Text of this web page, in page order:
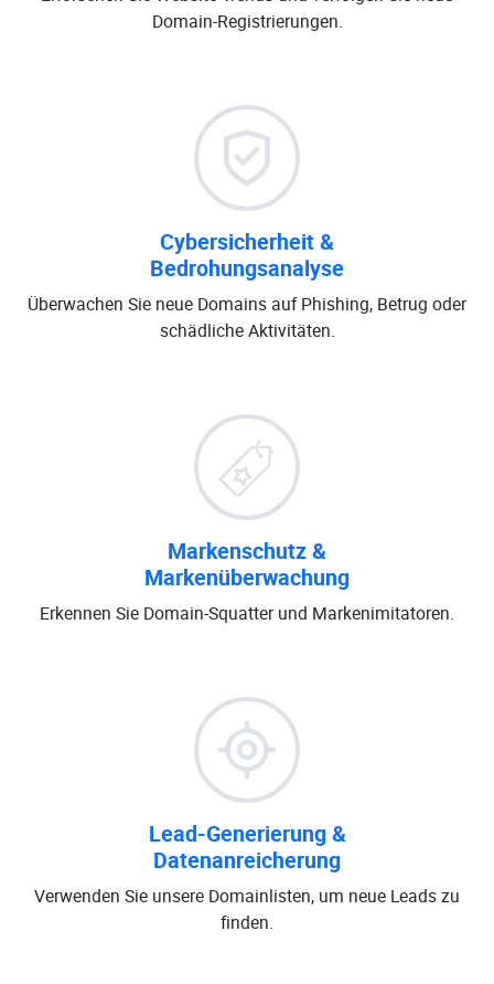
Domain-Registrierungen.
Cybersicherheit &
Bedrohungsanalyse
Überwachen Sie neue Domains auf Phishing, Betrug oder
schädliche Aktivitäten.
Markenschutz &
Markenüberwachung
Erkennen Sie Domain-Squatter und Markenimitatoren.
Lead-Generierung &
Datenanreicherung
Verwenden Sie unsere Domainlisten, um neue Leads zu
finden.